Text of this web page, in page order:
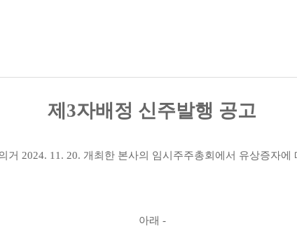
제 3자배정 신주발행 공고
거 2024. 11. 20. 개최한 본사의 임시주주총회에서 유상증자에
아래 -